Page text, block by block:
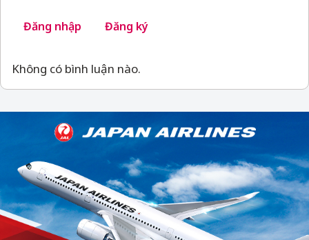
Đăng nhập Đăng ký
Không có bình luận nào.